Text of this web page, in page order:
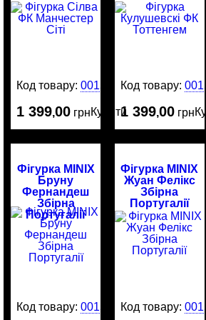
Код товару:0015981
1 399,00 грнКупити
Код товару:
1 399,00 грн
Фігурка MINIX
Бруну
Фернандеш
Збірна
Португалії
Код товару:0015882
Фігурка MINIX
Жуан Фелікс
Збірна
Португалії
Код товару: